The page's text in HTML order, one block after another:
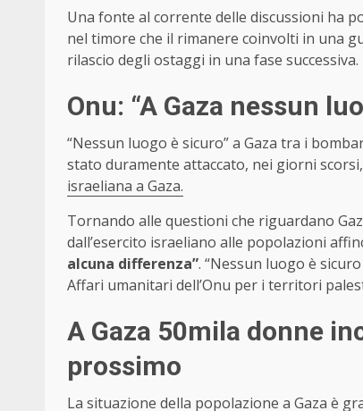
Una fonte al corrente delle discussioni ha
nel timore che il rimanere coinvolti in una
rilascio degli ostaggi in una fase successiva.
Onu: “A Gaza nessun
“Nessun luogo è sicuro” a Gaza tra i
stato duramente attaccato, nei giorni
israeliana a Gaza.
Tornando alle questioni che riguardano
dall’esercito israeliano alle popolazioni
alcuna differenza”. “Nessun luogo è
Affari umanitari dell’Onu per i territori
A Gaza 50mila donne
prossimo
La situazione della popolazione a Gaza è